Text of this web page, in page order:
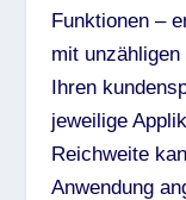
Funktionen –
mit
Ihren
jeweilige
Reichweite
Anwendung